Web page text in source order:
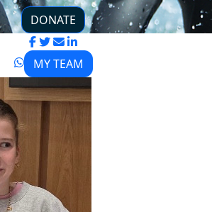
DONATE
MY TEAM